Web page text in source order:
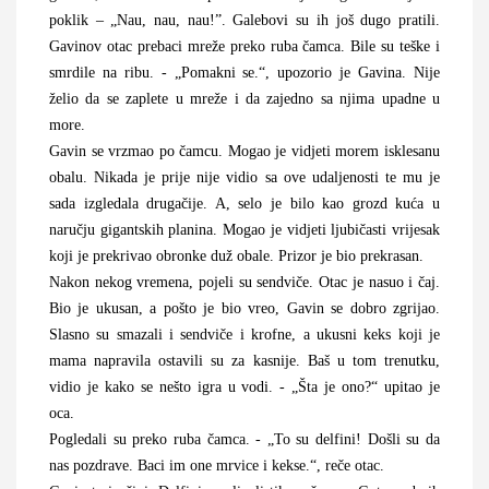
poklik – „Nau, nau, nau!”. Galebovi su ih još dugo pratili.
Gavinov otac prebaci mreže preko ruba čamca. Bile su teške i
smrdile na ribu. - „Pomakni se.“, upozorio je Gavina. Nije
želio da se zaplete u mreže i da zajedno sa njima upadne u
more.
Gavin se vrzmao po čamcu. Mogao je vidjeti morem isklesanu
obalu. Nikada je prije nije vidio sa ove udaljenosti te mu je
sada izgledala drugačije. A, selo je bilo kao grozd kuća u
naručju gigantskih planina. Mogao je vidjeti ljubičasti vrijesak
koji je prekrivao obronke duž obale. Prizor je bio prekrasan.
Nakon nekog vremena, pojeli su sendviče. Otac je nasuo i čaj.
Bio je ukusan, a pošto je bio vreo, Gavin se dobro zgrijao.
Slasno su smazali i sendviče i krofne, a ukusni keks koji je
mama napravila ostavili su za kasnije. Baš u tom trenutku,
vidio je kako se nešto igra u vodi. - „Šta je ono?“ upitao je
oca.
Pogledali su preko ruba čamca. - „To su delfini! Došli su da
nas pozdrave. Baci im one mrvice i kekse.“, reče otac.